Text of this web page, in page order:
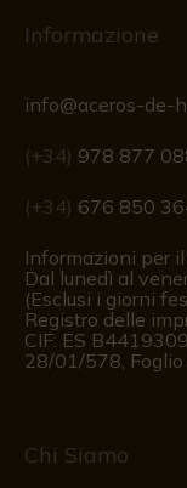
Informazione
info@aceros-de-
(+34) 978 877
(+34) 676 850
Informazioni per
Dal lunedì al
(Esclusi i giorni
Registro delle
CIF: ES
28/01/578,
Chi Siamo